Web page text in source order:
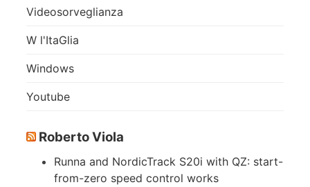
Videosorveglianza
W l'ItaGlia
Windows
Youtube
Roberto Viola
Runna and NordicTrack S20i with QZ: start-
from-zero speed control works